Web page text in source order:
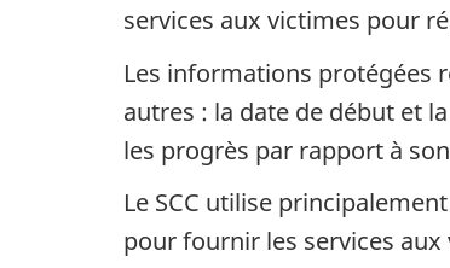
services aux victimes pour
Les informations protégées
autres : la date de début et
les progrès par rapport à
Le SCC utilise
pour fournir les services aux